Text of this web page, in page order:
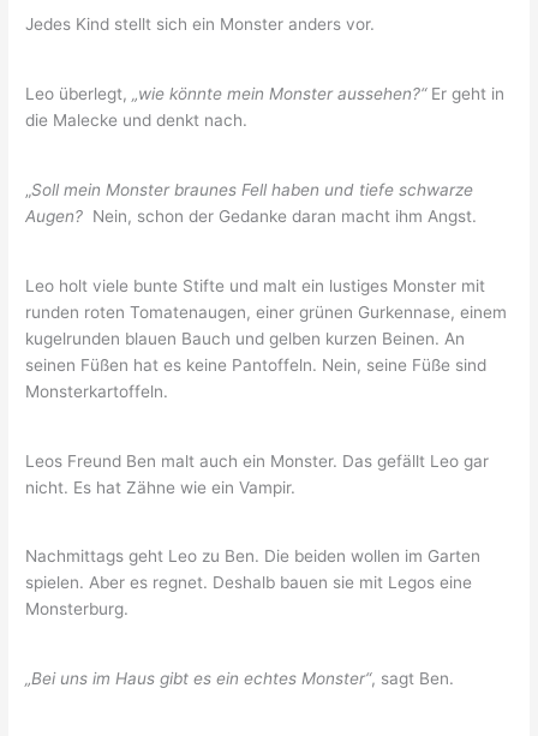
Jedes Kind stellt sich ein Monster anders vor.
Leo überlegt, „wie könnte mein Monster aussehen?“ Er geht in
die Malecke und denkt nach.
„Soll mein Monster braunes Fell haben und tiefe schwarze
Augen? Nein, schon der Gedanke daran macht ihm Angst.
Leo holt viele bunte Stifte und malt ein lustiges Monster mit
runden roten Tomatenaugen, einer grünen Gurkennase, einem
kugelrunden blauen Bauch und gelben kurzen Beinen. An
seinen Füßen hat es keine Pantoffeln. Nein, seine Füße sind
Monsterkartoffeln.
Leos Freund Ben malt auch ein Monster. Das gefällt Leo gar
nicht. Es hat Zähne wie ein Vampir.
Nachmittags geht Leo zu Ben. Die beiden wollen im Garten
spielen. Aber es regnet. Deshalb bauen sie mit Legos eine
Monsterburg.
„Bei uns im Haus gibt es ein echtes Monster“, sagt Ben.